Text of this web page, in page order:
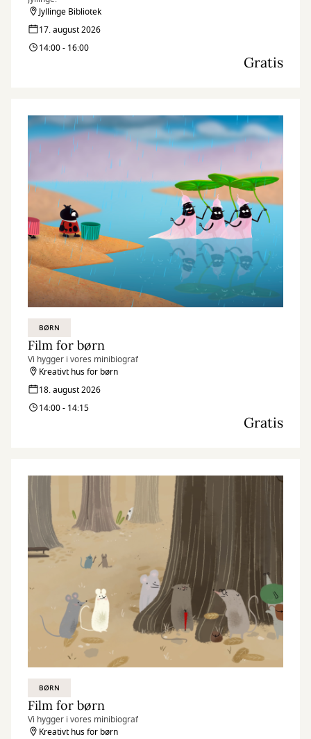
Jyllinge Bibliotek
17. august 2026
14:00 - 16:00
Gratis
BØRN
Film for børn
Vi hygger i vores minibiograf
Kreativt hus for børn
18. august 2026
14:00 - 14:15
Gratis
BØRN
Film for børn
Vi hygger i vores minibiograf
Kreativt hus for børn